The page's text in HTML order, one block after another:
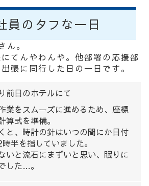
員のタフな一日
ん。
てんやわんや。他部署の応援部
張に同行した日の一日です。
前日のホテルにて
業をスムーズに進めるため、座標
算式を準備。
と、時計の針はいつの間にか日付
半を指していました。
いと流石にまずいと思い、眠りに
した…。